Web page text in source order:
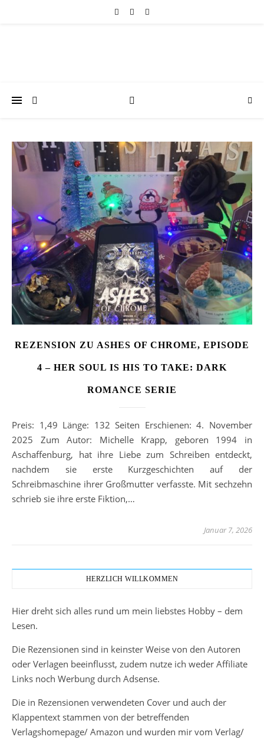
REZENSION ZU ASHES OF CHROME, EPISODE
4 – HER SOUL IS HIS TO TAKE: DARK
ROMANCE SERIE
Preis: 1,49 Länge: 132 Seiten Erschienen: 4. November
2025 Zum Autor: Michelle Krapp, geboren 1994 in
Aschaffenburg, hat ihre Liebe zum Schreiben entdeckt,
nachdem sie erste Kurzgeschichten auf der
Schreibmaschine ihrer Großmutter verfasste. Mit sechzehn
schrieb sie ihre erste Fiktion,…
Januar 7, 2026
HERZLICH WILLKOMMEN
Hier dreht sich alles rund um mein liebstes Hobby – dem
Lesen.
Die Rezensionen sind in keinster Weise von den Autoren
oder Verlagen beeinflusst, zudem nutze ich weder Affiliate
Links noch Werbung durch Adsense.
Die in Rezensionen verwendeten Cover und auch der
Klappentext stammen von der betreffenden
Verlagshomepage/ Amazon und wurden mir vom Verlag/